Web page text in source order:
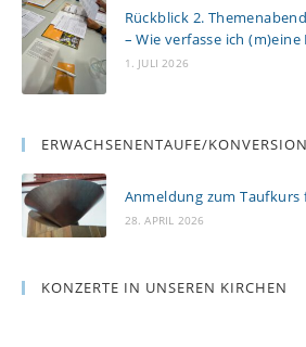
Rückblick 2.
– Wie verfasse ich
1. JULI 2026
ERWACHSENENTAUFE/KONVERSION
Anmeldung zum Taufkurs
28. APRIL 2026
KONZERTE IN UNSEREN KIRCHEN